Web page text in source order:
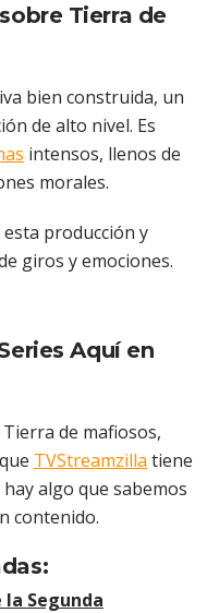
Tierra de
bien construida, un
de alto nivel. Es
intensos, llenos de
morales.
producción y
giros y emociones.
Aquí en
de mafiosos,
TVStreamzilla tiene
algo que sabemos
contenido.
Segunda